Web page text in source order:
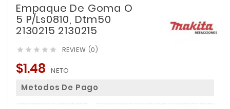
Empaque De Goma O
5 P/Ls0810, Dtm50
2130215 2130215
     REVIEW (0)
$1.48 NETO
Metodos De Pago